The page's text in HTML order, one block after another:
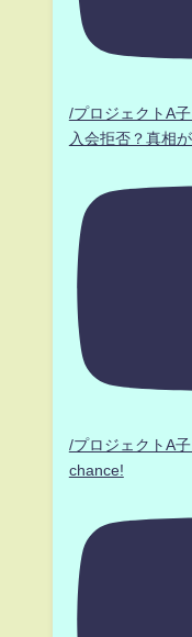
/プロジェクトA
入会拒否？真相
/プロジェクトA
chance!